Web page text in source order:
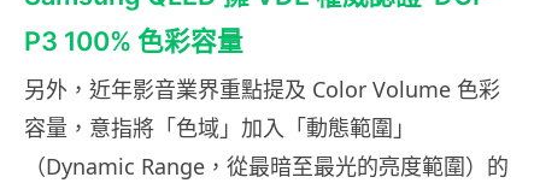
P3 100% 色彩容量
另外，近年影音業界重點提及 Color Volume 色彩
容量，意指將「色域」加入「動態範圍」
（Dynamic Range，從最暗至最光的亮度範圍）的